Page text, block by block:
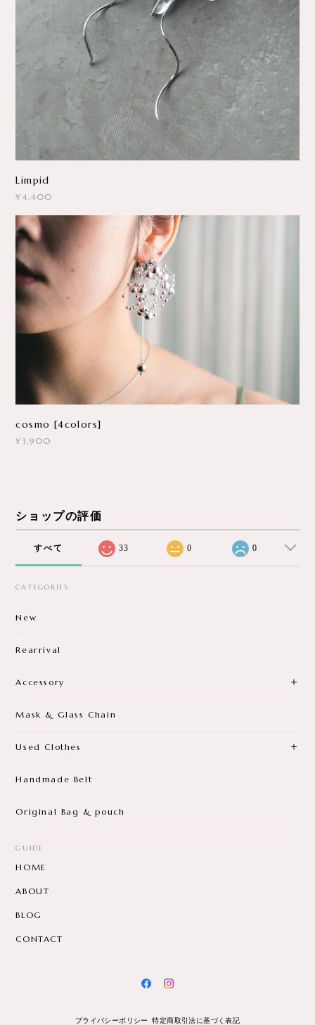
Limpid
¥4,400
cosmo [4colors]
¥3,900
ショップの評価
すべて 33 0 0
CATEGORIES
New
Rearrival
Accessory
Mask & Glass Chain
Used Clothes
Handmade Belt
Original Bag & pouch
GUIDE
HOME
ABOUT
BLOG
CONTACT
プライバシーポリシー 特定商取引法に基づく表記